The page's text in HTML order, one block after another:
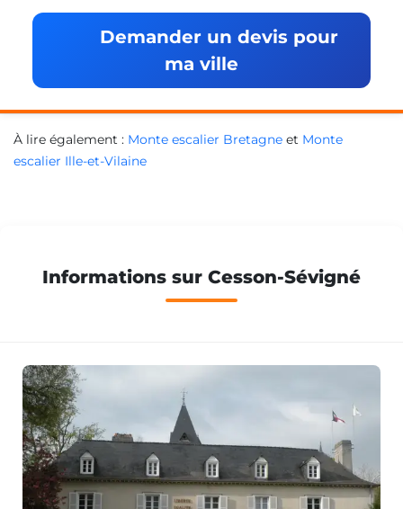
Demander un devis pour
ma ville
À lire également : Monte escalier Bretagne et Monte
escalier Ille-et-Vilaine
Informations sur Cesson-Sévigné